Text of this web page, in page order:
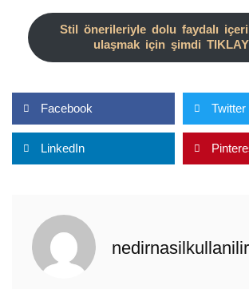
Stil önerileriyle dolu faydalı
ulaşmak için şimdi
Facebook Twitter
LinkedIn
nedirnasilkullanilir